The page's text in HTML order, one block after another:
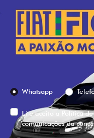
Versão escolhida
Whatsapp
Li e aceito a Política
comunicações da